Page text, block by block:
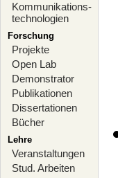
Kommunikations-
technologien
Forschung
Projekte
Open Lab
Demonstrator
Publikationen
Dissertationen
Bücher
Lehre
Veranstaltungen
Stud. Arbeiten